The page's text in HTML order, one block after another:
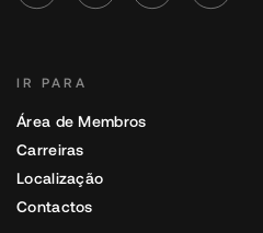
IR PARA
Área de Membros
Carreiras
Localização
Contactos